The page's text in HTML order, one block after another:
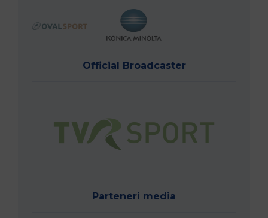
Official Broadcaster
Parteneri media